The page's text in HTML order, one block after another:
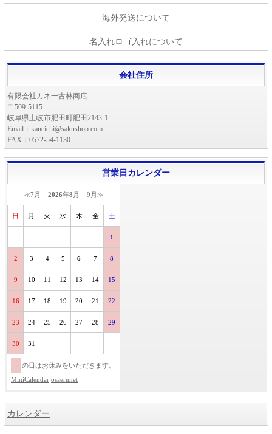
海外発送について
名入れロゴ入れについて
会社住所
有限会社カネ一古林商店
〒509-5115
岐阜県土岐市肥田町肥田2143-1
Email：kaneichi@sakushop.com
FAX：0572-54-1130
営業日カレンダー
≪7月 2026年8 月 9月≫
日 月 火 水 木 金 土
1
2 3 4 5 6 7 8
9 10 11 12 13 14 15
16 17 18 19 20 21 22
23 24 25 26 27 28 29
30 31
の日はお休みをいただきます。
MiniCalendar osaerunet
カレンダー